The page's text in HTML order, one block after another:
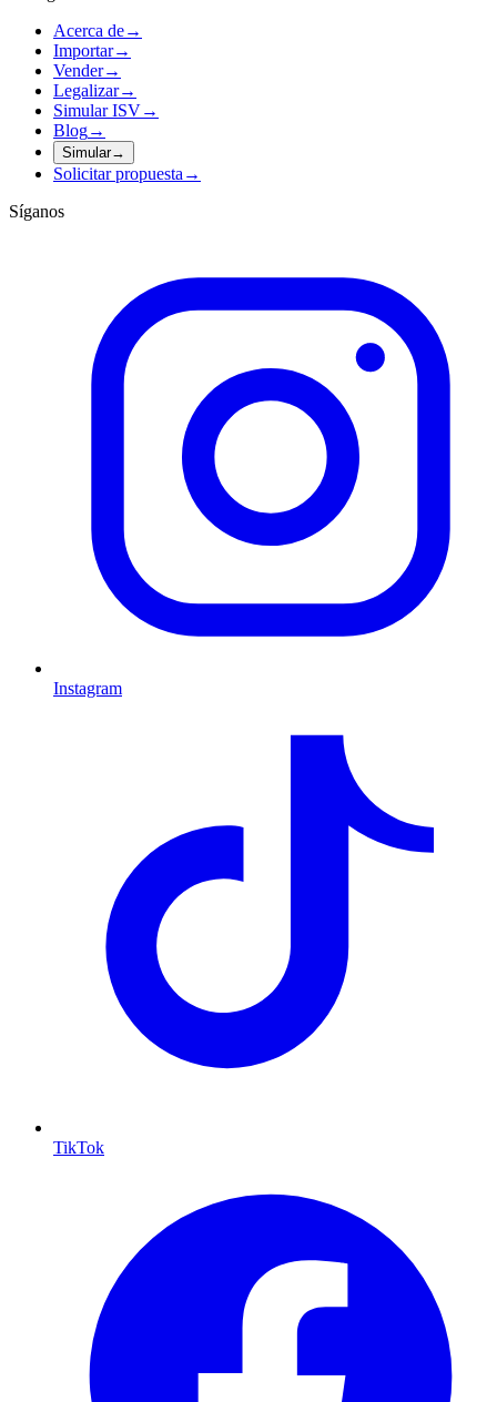
Acerca de→
Importar→
Vender→
Legalizar→
Simular ISV→
Blog→
Simular→
Solicitar propuesta →
Síganos
Instagram
TikTok